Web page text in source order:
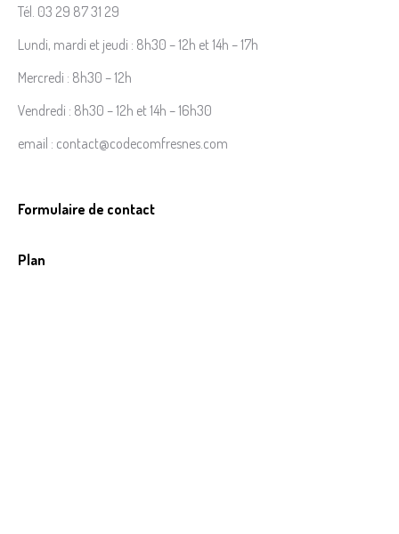
Tél. 03 29 87 31 29
Lundi, mardi et jeudi : 8h30 – 12h et 14h – 17h
Mercredi : 8h30 – 12h
Vendredi : 8h30 – 12h et 14h – 16h30
email : contact@codecomfresnes.com
Formulaire de contact
Plan